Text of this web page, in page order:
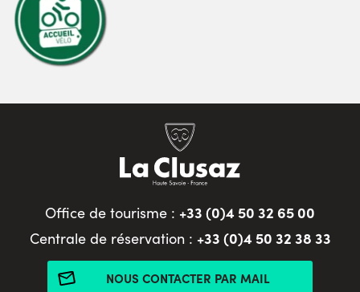
Office de tourisme : +33 (0)4 50 32 65 00
Centrale de réservation : +33 (0)4 50 32 38 33
NOUS CONTACTER PAR MAIL